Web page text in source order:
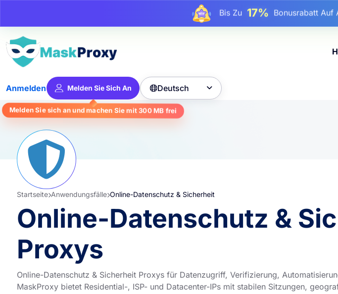
Bis Zu 17% Bonusrabatt Auf
Bis Zu25%Rabatt Auf
Anmelden Melden Sie Sich An
Melden Sie sich an und machen Sie mit300 MB frei
Deutsch 
Startseite Anwendungsfälle Online-Datenschutz & Sicherheit
Online-Datenschutz &
Proxys
Online-Datenschutz & Sicherheit Proxys für Datenzugriff, Verifizierung,
MaskProxy bietet Residential-, ISP- und Datacenter-IPs mit stabilen Sitzungen,